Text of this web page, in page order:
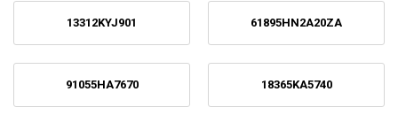
13312KYJ901 61895HN2A20ZA
91055HA7670 18365KA5740